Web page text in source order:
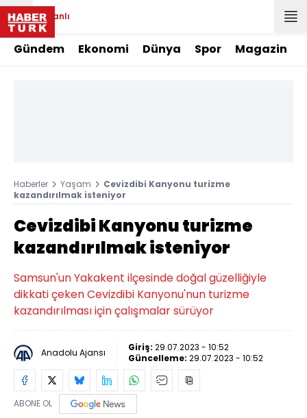
Canlı
Gündem Ekonomi Dünya Spor Magazin
Haberler Yaşam
Cevizdibi Kanyonu turizme
kazandırılmak isteniyor
Cevizdibi Kanyonu turizme
kazandırılmak isteniyor
Samsun'un Yakakent ilçesinde doğal güzelliğiyle
dikkati çeken Cevizdibi Kanyonu'nun turizme
kazandırılması için çalışmalar sürüyor
Anadolu Ajansı Giriş: 29.07.2023 - 10:52
Güncelleme: 29.07.2023 - 10:52
ABONE OL